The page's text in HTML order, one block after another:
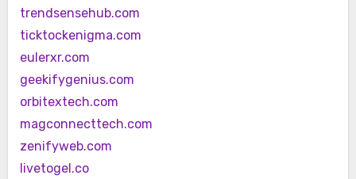
trendsensehub.com
ticktockenigma.com
eulerxr.com
geekifygenius.com
orbitextech.com
magconnecttech.com
zenifyweb.com
livetogel.co